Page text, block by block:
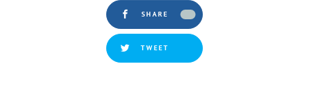
SHARE
TWEET